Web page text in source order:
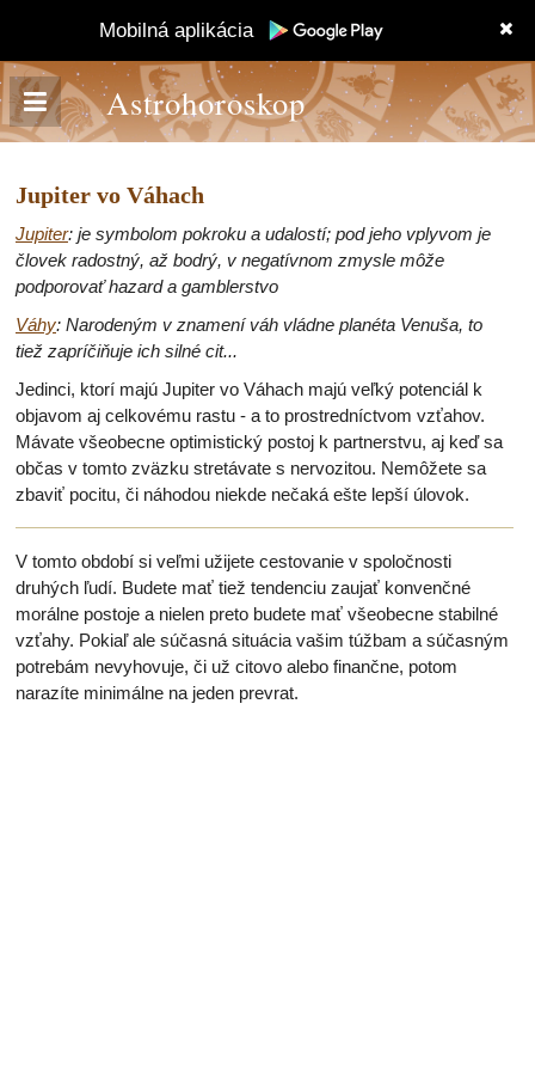
Mobilná aplikácia
Astrohoroskop
Jupiter vo Váhach
Jupiter: je symbolom pokroku a udalostí; pod jeho vplyvom je
človek radostný, až bodrý, v negatívnom zmysle môže
podporovať hazard a gamblerstvo
Váhy: Narodeným v znamení váh vládne planéta Venuša, to
tiež zapríčiňuje ich silné cit...
Jedinci, ktorí majú Jupiter vo Váhach majú veľký potenciál k
objavom aj celkovému rastu - a to prostredníctvom vzťahov.
Mávate všeobecne optimistický postoj k partnerstvu, aj keď sa
občas v tomto zväzku stretávate s nervozitou. Nemôžete sa
zbaviť pocitu, či náhodou niekde nečaká ešte lepší úlovok.
V tomto období si veľmi užijete cestovanie v spoločnosti
druhých ľudí. Budete mať tiež tendenciu zaujať konvenčné
morálne postoje a nielen preto budete mať všeobecne stabilné
vzťahy. Pokiaľ ale súčasná situácia vašim túžbam a súčasným
potrebám nevyhovuje, či už citovo alebo finančne, potom
narazíte minimálne na jeden prevrat.